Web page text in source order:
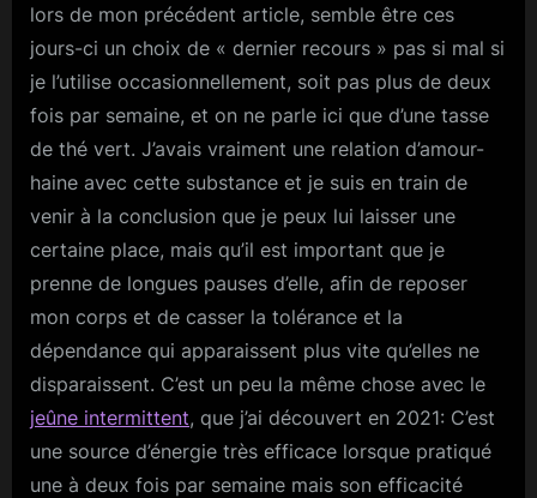
lors de mon précédent article, semble être ces
jours-ci un choix de « dernier recours » pas si mal si
je l’utilise occasionnellement, soit pas plus de deux
fois par semaine, et on ne parle ici que d’une tasse
de thé vert. J’avais vraiment une relation d’amour-
haine avec cette substance et je suis en train de
venir à la conclusion que je peux lui laisser une
certaine place, mais qu’il est important que je
prenne de longues pauses d’elle, afin de reposer
mon corps et de casser la tolérance et la
dépendance qui apparaissent plus vite qu’elles ne
disparaissent. C’est un peu la même chose avec le
jeûne intermittent, que j’ai découvert en 2021: C’est
une source d’énergie très efficace lorsque pratiqué
une à deux fois par semaine mais son efficacité